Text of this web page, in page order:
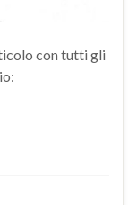
con tutti gli